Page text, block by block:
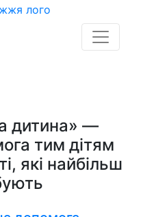
дитина» —
тим дітям
які найбільш